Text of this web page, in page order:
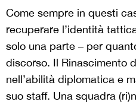
Come sempre in questi
recuperare l’identità
solo una parte – per
discorso. Il Rinascimento
nell’abilità diplomatica e
suo staff. Una squadra